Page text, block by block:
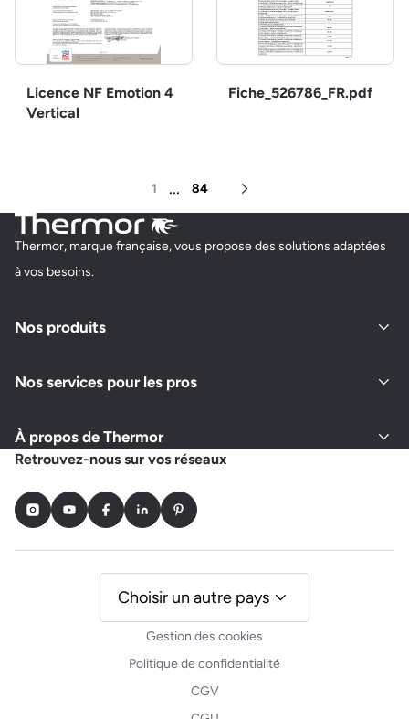
Licence NF Emotion 4
Vertical
Fiche_526786_FR.pdf
1 ... 84
Page suivante
Thermor, marque française, vous propose des solutions adaptées
à vos besoins.
Nos produits
Nos services pour les pros
À propos de Thermor
Retrouvez-nous sur vos réseaux
InstagramYoutubeFacebookLinkedInPinterest
Gestion des cookies
Politique de confidentialité
CGV
Choisir un autre pays